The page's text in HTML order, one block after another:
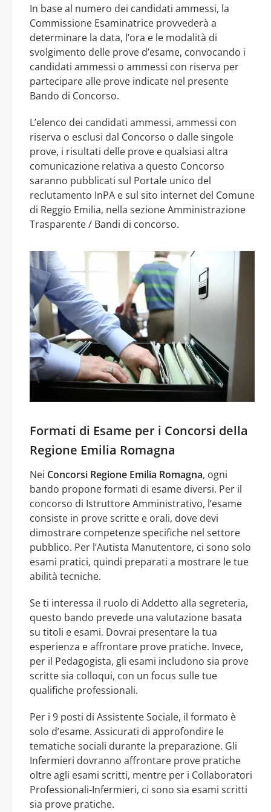
In base al numero dei candidati ammessi, la
Commissione Esaminatrice provvederà a
determinare la data, l’ora e le modalità di
svolgimento delle prove d’esame, convocando i
candidati ammessi o ammessi con riserva per
partecipare alle prove indicate nel presente
Bando di Concorso.
L’elenco dei candidati ammessi, ammessi con
riserva o esclusi dal Concorso o dalle singole
prove, i risultati delle prove e qualsiasi altra
comunicazione relativa a questo Concorso
saranno pubblicati sul Portale unico del
reclutamento InPA e sul sito internet del Comune
di Reggio Emilia, nella sezione Amministrazione
Trasparente / Bandi di concorso.
Formati di Esame per i Concorsi della
Regione Emilia Romagna
Nei Concorsi Regione Emilia Romagna, ogni
bando propone formati di esame diversi. Per il
concorso di Istruttore Amministrativo, l’esame
consiste in prove scritte e orali, dove devi
dimostrare competenze specifiche nel settore
pubblico. Per l’Autista Manutentore, ci sono solo
esami pratici, quindi preparati a mostrare le tue
abilità tecniche.
Se ti interessa il ruolo di Addetto alla segreteria,
questo bando prevede una valutazione basata
su titoli e esami. Dovrai presentare la tua
esperienza e affrontare prove pratiche. Invece,
per il Pedagogista, gli esami includono sia prove
scritte sia colloqui, con un focus sulle tue
qualifiche professionali.
Per i 9 posti di Assistente Sociale, il formato è
solo d’esame. Assicurati di approfondire le
tematiche sociali durante la preparazione. Gli
Infermieri dovranno affrontare prove pratiche
oltre agli esami scritti, mentre per i Collaboratori
Professionali-Infermieri, ci sono sia esami scritti
sia prove pratiche.